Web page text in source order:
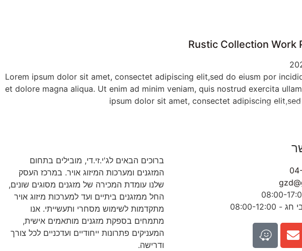
Rustic Collection Work
Lorem ipsum dolor sit amet, consectet adipiscing elit,sed do eiusm por
et dolore magna aliqua. Ut enim ad minim veniam, quis nostrud exercita
ipsum dolor sit amet, consectet adipiscing
12:00
ברוכים הבאים לג'י.זי.די, מובילים בתחום
המזגנים ומערכות המיזוג אויר. במרכז העסק
שלנו עומדת המכירה של מזגנים מסוגים שונים,
החל ממזגנים ביתיים ועד למערכות מיזוג אויר
מתקדמות לשימוש מסחרי ותעשייתי. אנו
מתמחים בספקת מזגנים מותאמים אישית,
המעניקים פתרונות ייחודיים ועדכניים לכל צורך
ודרישה.